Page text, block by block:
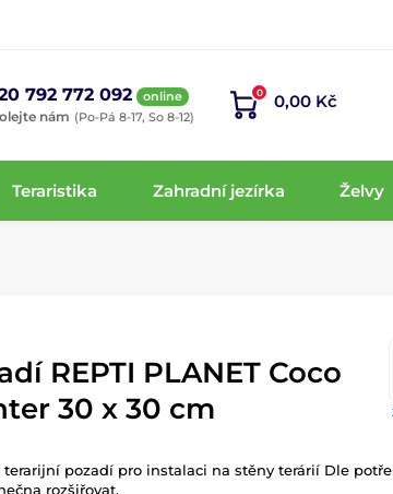
792 772 092 online
nám (Po-Pá 8-17, So 8-12)
0 0,00 Kč
Teraristika Zahradní jezírka Želvy
REPTI PLANET Coco
30 x 30 cm
terarijní pozadí pro instalaci na stěny terárií Dle
rozšiřovat.